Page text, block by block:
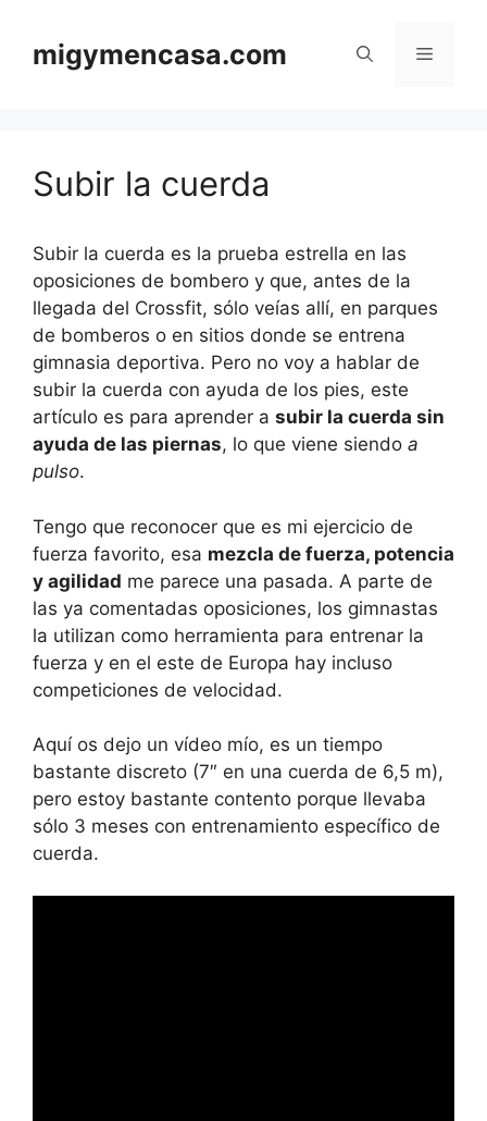
contenido
migymencasa.com Menú
Subir la cuerda
Subir la cuerda es la prueba estrella en las
oposiciones de bombero y que, antes de la
llegada del Crossfit, sólo veías allí, en parques
de bomberos o en sitios donde se entrena
gimnasia deportiva. Pero no voy a hablar de
subir la cuerda con ayuda de los pies, este
artículo es para aprender a subir la cuerda sin
ayuda de las piernas, lo que viene siendo a
pulso.
Tengo que reconocer que es mi ejercicio de
fuerza favorito, esa mezcla de fuerza, potencia
y agilidad me parece una pasada. A parte de
las ya comentadas oposiciones, los gimnastas
la utilizan como herramienta para entrenar la
fuerza y en el este de Europa hay incluso
competiciones de velocidad.
Aquí os dejo un vídeo mío, es un tiempo
bastante discreto (7″ en una cuerda de 6,5 m),
pero estoy bastante contento porque llevaba
sólo 3 meses con entrenamiento específico de
cuerda.